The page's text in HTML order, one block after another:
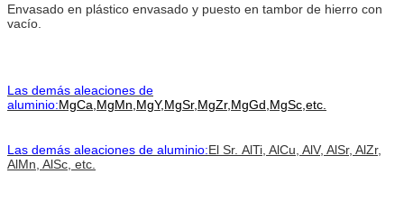
Envasado en plástico envasado y puesto en tambor de hierro con
vacío.
Las demás aleaciones de
aluminio:MgCa,MgMn,MgY,MgSr,MgZr,MgGd,MgSc,etc.
Las demás aleaciones de aluminio:El Sr. AlTi, AlCu, AlV, AlSr, AlZr,
AlMn, AlSc, etc.